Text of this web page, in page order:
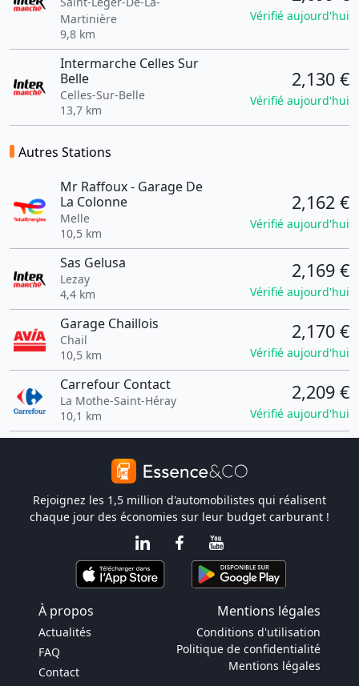
Martinière
9,8 km
Vérifié aujourd'hui
Intermarche Celles Sur
Belle
Celles-Sur-Belle
13,7 km
2,130 €
Vérifié aujourd'hui
Autres Stations
Mr Raffoux - Garage De
La Colonne
Melle
10,5 km
2,162 €
Vérifié aujourd'hui
Sas Gelusa
Lezay
4,4 km
2,169 €
Vérifié aujourd'hui
Garage Chaillois
Chail
10,5 km
2,170 €
Vérifié aujourd'hui
Carrefour Contact
La Mothe-Saint-Héray
10,1 km
2,209 €
Vérifié aujourd'hui
Rejoignez les 1,5 million d'automobilistes qui réalisent
chaque jour des économies sur leur budget carburant !
À propos Mentions légales
Actualités
FAQ
Contact
Conditions d'utilisation
Politique de confidentialité
Mentions légales